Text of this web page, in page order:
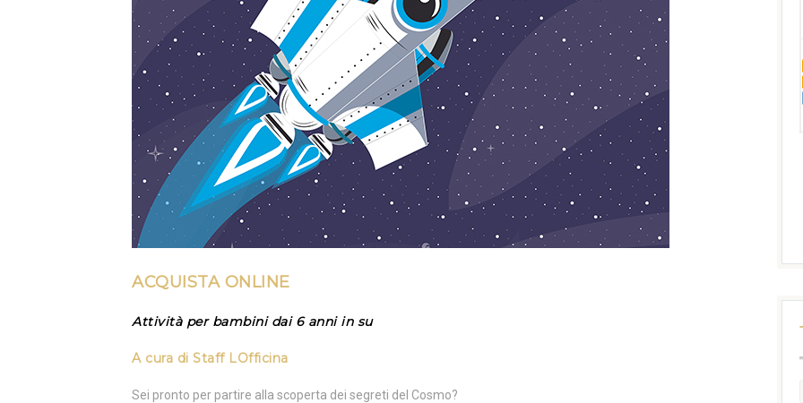
ACQUISTA ONLINE
Attività per bambini dai 6 anni in su
A cura di Staff LOfficina
Sei pronto per partire alla scoperta dei segreti del Cosmo?